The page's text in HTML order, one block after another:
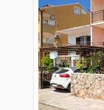
Previous